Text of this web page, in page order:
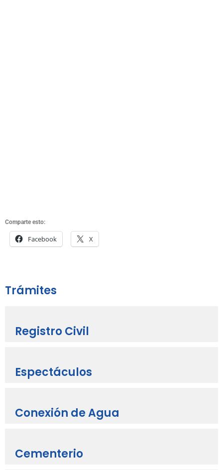
Comparte esto:
Facebook X
Trámites
Registro Civil
Espectáculos
Conexión de Agua
Cementerio